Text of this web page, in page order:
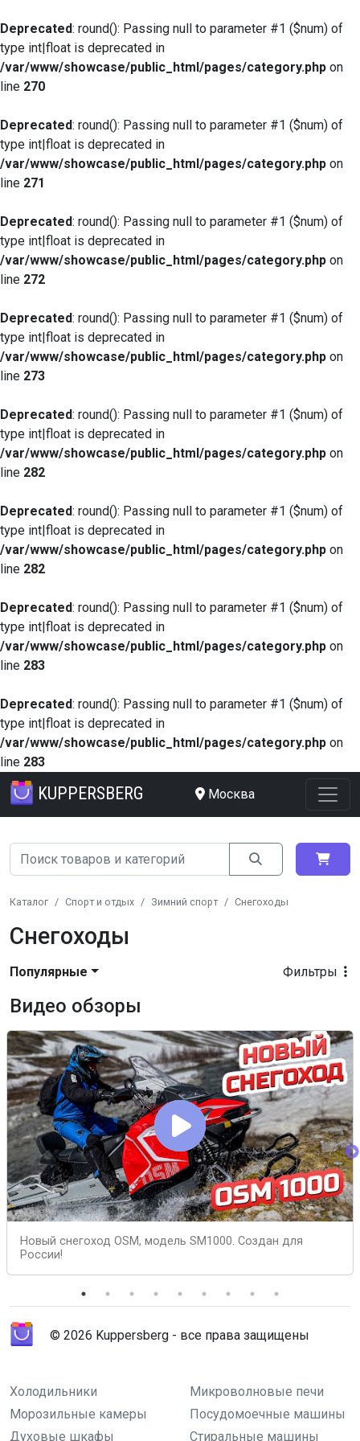
Deprecated: round(): Passing null to parameter #1 ($num) of
type int|float is deprecated in
/var/www/showcase/public_html/pages/category.php on
line 270
Deprecated: round(): Passing null to parameter #1 ($num) of
type int|float is deprecated in
/var/www/showcase/public_html/pages/category.php on
line 271
Deprecated: round(): Passing null to parameter #1 ($num) of
type int|float is deprecated in
/var/www/showcase/public_html/pages/category.php on
line 272
Deprecated: round(): Passing null to parameter #1 ($num) of
type int|float is deprecated in
/var/www/showcase/public_html/pages/category.php on
line 273
Deprecated: round(): Passing null to parameter #1 ($num) of
type int|float is deprecated in
/var/www/showcase/public_html/pages/category.php on
line 282
Deprecated: round(): Passing null to parameter #1 ($num) of
type int|float is deprecated in
/var/www/showcase/public_html/pages/category.php on
line 282
Deprecated: round(): Passing null to parameter #1 ($num) of
type int|float is deprecated in
/var/www/showcase/public_html/pages/category.php on
line 283
Deprecated: round(): Passing null to parameter #1 ($num) of
type int|float is deprecated in
/var/www/showcase/public_html/pages/category.php on
line 283
KUPPERSBERG Москва
Каталог Спорт и отдых Зимний спорт Снегоходы
Снегоходы
Фильтры
Популярные
Видео обзоры
Новый снегоход OSM, модель SM1000. Создан для
России!
© 2026 Kuppersberg - все права защищены
Холодильники
Микроволновые печи
Морозильные камеры
Посудомоечные машины
Духовые шкафы
Стиральные машины